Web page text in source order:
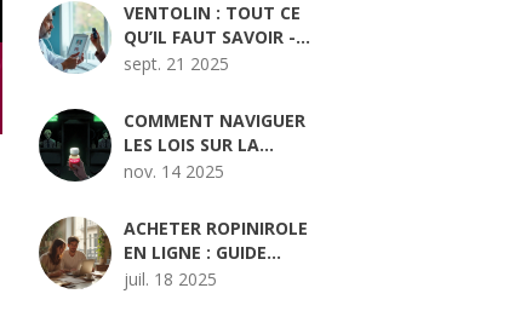
VENTOLIN : TOUT CE
QU’IL FAUT SAVOIR -
USAGES, DOSAGE,
PRÉCAUTIONS
sept. 21 2025
COMMENT NAVIGUER
LES LOIS SUR LA
SUBSTITUTION
DANS VOTRE ÉTAT
nov. 14 2025
ACHETER ROPINIROLE
EN LIGNE : GUIDE
COMPLET, SÉCURITÉ,
juil. 18 2025